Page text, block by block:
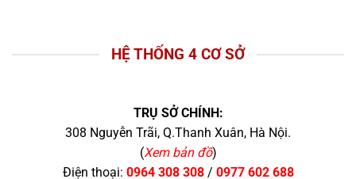
HỆ THỐNG 4 CƠ SỞ
TRỤ SỞ CHÍNH:
308 Nguyễn Trãi, Q.Thanh Xuân, Hà Nội.
(Xem bản đồ)
Điện thoại: 0964 308 308/ 0977 602 688